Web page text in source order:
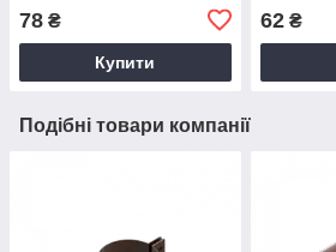
78 ₴
Купити
8017.
62₴
Подібні товари компанії